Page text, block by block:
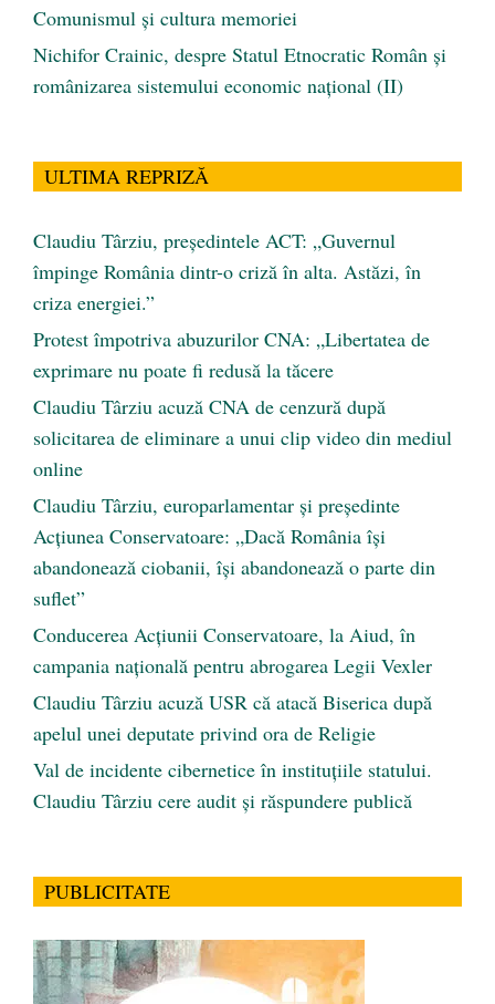
Comunismul şi cultura memoriei
Nichifor Crainic, despre Statul Etnocratic Român şi
românizarea sistemului economic naţional (II)
ULTIMA REPRIZĂ
Claudiu Târziu, președintele ACT: „Guvernul
împinge România dintr-o criză în alta. Astăzi, în
criza energiei.”
Protest împotriva abuzurilor CNA: „Libertatea de
exprimare nu poate fi redusă la tăcere
Claudiu Târziu acuză CNA de cenzură după
solicitarea de eliminare a unui clip video din mediul
online
Claudiu Târziu, europarlamentar și președinte
Acțiunea Conservatoare: „Dacă România își
abandonează ciobanii, își abandonează o parte din
suflet”
Conducerea Acțiunii Conservatoare, la Aiud, în
campania națională pentru abrogarea Legii Vexler
Claudiu Târziu acuză USR că atacă Biserica după
apelul unei deputate privind ora de Religie
Val de incidente cibernetice în instituțiile statului.
Claudiu Târziu cere audit și răspundere publică
PUBLICITATE